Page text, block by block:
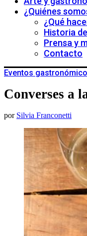
¿Quiénes
¿Qué
Historia
Prensa y
Contacto
Eventos
Converses a
por Silvia Franconetti